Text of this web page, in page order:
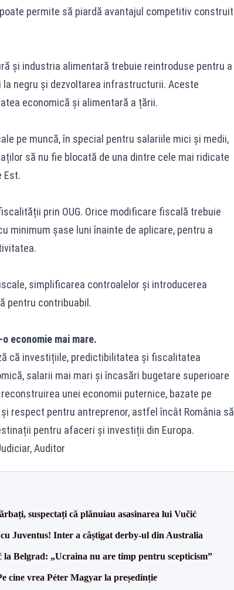
permite să piardă avantajul competitiv construit
și industria alimentară trebuie reintroduse pentru a
negru și dezvoltarea infrastructurii. Aceste
economică și alimentară a țării.
pe muncă, în special pentru salariile mici și medii,
să nu fie blocată de una dintre cele mai ridicate
Est.
prin OUG. Orice modificare fiscală trebuie
minimum șase luni înainte de aplicare, pentru a
simplificarea controalelor și introducerea
pentru contribuabil.
economie mai mare.
că investițiile, predictibilitatea și fiscalitatea
salarii mai mari și încasări bugetare superioare
unei economii puternice, bazate pe
respect pentru antreprenor, astfel încât România să
pentru afaceri și investiții din Europa.
Auditor
suspectați că plănuiau asasinarea lui Vučić
Juventus! Inter a câștigat derby-ul din Australia
Belgrad: „Ucraina nu are timp pentru scepticism”
cine vrea Péter Magyar la președinție